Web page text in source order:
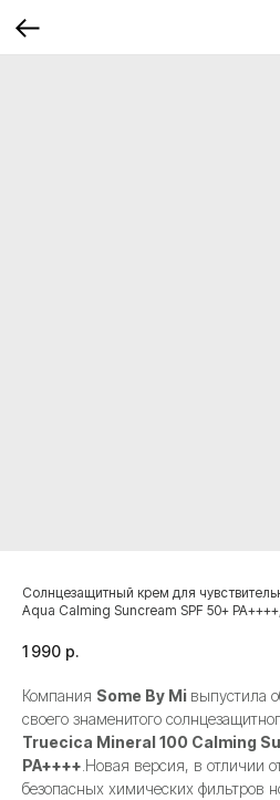
Солнцезащитный крем для
Aqua Calming Suncream SPF 50+
1 990 р.
Компания Some By Mi выпустила
своего знаменитого
Truecica Mineral 100 Calming
РА++++ .Новая версия, в отличии
безопасных химических фильтров